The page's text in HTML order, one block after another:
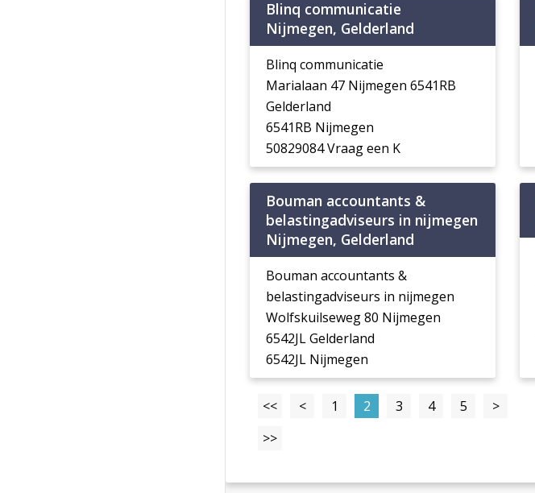
Blinq communicatie
Nijmegen, Gelderland
Blinq communicatie
Marialaan 47 Nijmegen 6541RB
Gelderland
6541RB Nijmegen
50829084 Vraag een K
Bouman accountants &
belastingadviseurs in nijmegen
Nijmegen, Gelderland
Bouman accountants &
belastingadviseurs in nijmegen
Wolfskuilseweg 80 Nijmegen
6542JL Gelderland
6542JL Nijmegen
<< < 1 2 3 4 5
>
>>